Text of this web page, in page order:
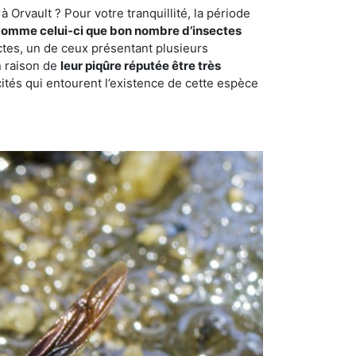
Orvault ? Pour votre tranquillité, la période
celui-ci que bon nombre d’insectes
un de ceux présentant plusieurs
raison de leur piqûre réputée être très
qui entourent l’existence de cette espèce